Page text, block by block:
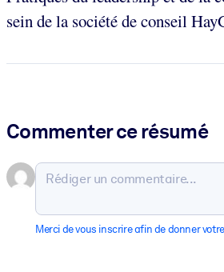
sein de la société de conseil
Commenter ce résumé
Merci de vous inscrire afin de donner